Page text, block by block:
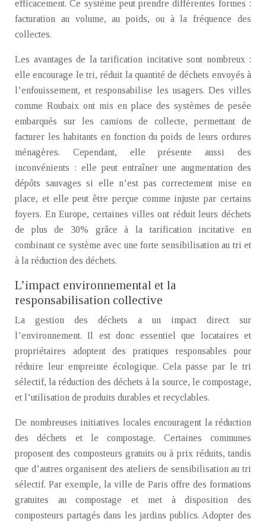
efficacement. Ce système peut prendre différentes formes :
facturation au volume, au poids, ou à la fréquence des
collectes.
Les avantages de la tarification incitative sont nombreux :
elle encourage le tri, réduit la quantité de déchets envoyés à
l’enfouissement, et responsabilise les usagers. Des villes
comme Roubaix ont mis en place des systèmes de pesée
embarqués sur les camions de collecte, permettant de
facturer les habitants en fonction du poids de leurs ordures
ménagères. Cependant, elle présente aussi des
inconvénients : elle peut entraîner une augmentation des
dépôts sauvages si elle n’est pas correctement mise en
place, et elle peut être perçue comme injuste par certains
foyers. En Europe, certaines villes ont réduit leurs déchets
de plus de 30% grâce à la tarification incitative en
combinant ce système avec une forte sensibilisation au tri et
à la réduction des déchets.
L’impact environnemental et la
responsabilisation collective
La gestion des déchets a un impact direct sur
l’environnement. Il est donc essentiel que locataires et
propriétaires adoptent des pratiques responsables pour
réduire leur empreinte écologique. Cela passe par le tri
sélectif, la réduction des déchets à la source, le compostage,
et l’utilisation de produits durables et recyclables.
De nombreuses initiatives locales encouragent la réduction
des déchets et le compostage. Certaines communes
proposent des composteurs gratuits ou à prix réduits, tandis
que d’autres organisent des ateliers de sensibilisation au tri
sélectif. Par exemple, la ville de Paris offre des formations
gratuites au compostage et met à disposition des
composteurs partagés dans les jardins publics. Adopter des